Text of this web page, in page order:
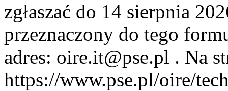
zgłaszać do 14 sierpnia
przeznaczony do tego
adres: oire.it@pse.pl . Na
https://www.pse.pl/oire/